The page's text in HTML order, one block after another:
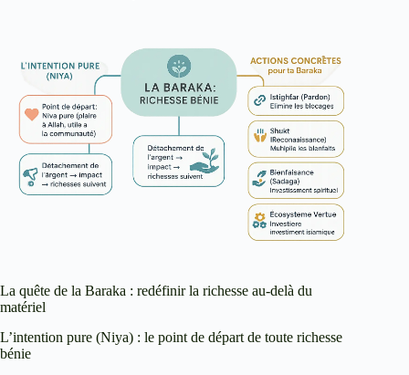
La quête de la Baraka : redéfinir la richesse au-delà du
matériel
L’intention pure (Niya) : le point de départ de toute richesse
bénie